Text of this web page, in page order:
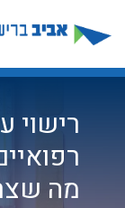
לתוכן
רישוי
מה